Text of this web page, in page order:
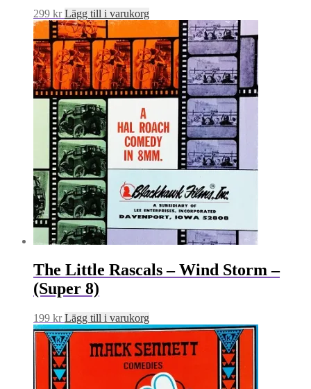
299 kr Lägg till i varukorg
The Little Rascals – Wind Storm –
(Super 8)
199 kr Lägg till i varukorg